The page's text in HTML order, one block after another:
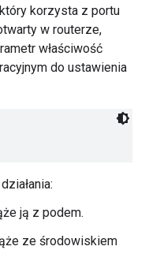
korzysta z portu
w routerze,
właściwość
do ustawienia
ją z podem.
ze środowiskiem